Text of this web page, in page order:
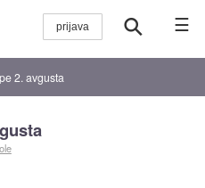
☰
2. avgusta